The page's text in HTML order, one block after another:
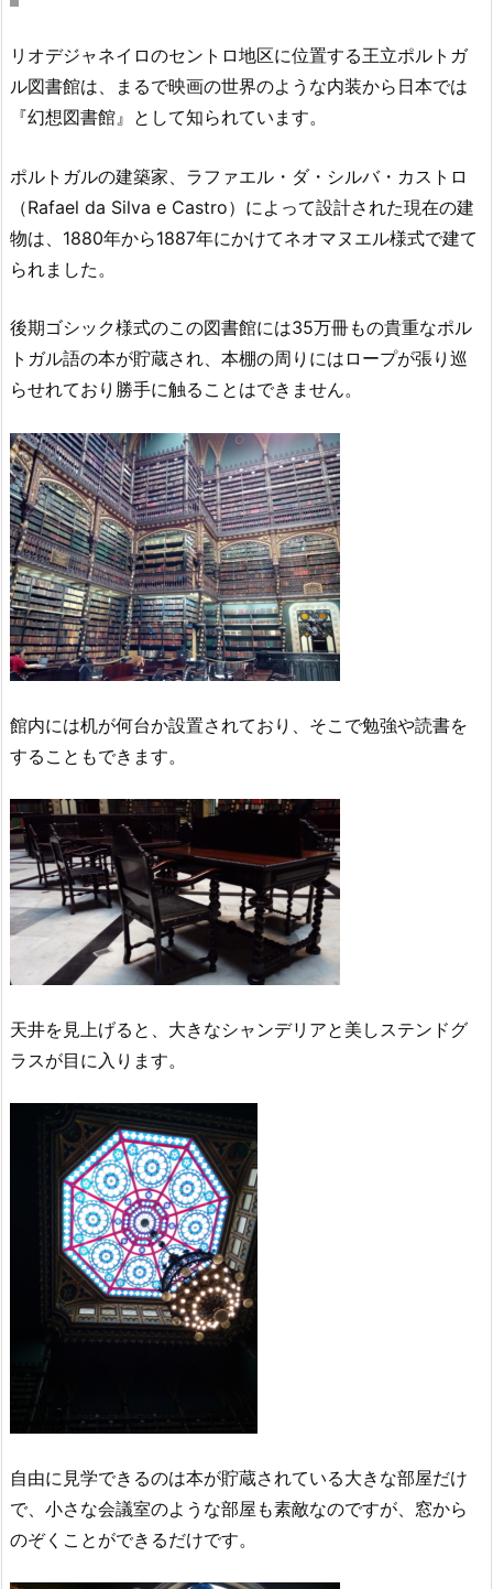
リオデジャネイロのセントロ地区に位置する王立ポルトガ
ル図書館は、まるで映画の世界のような内装から日本では
『幻想図書館』として知られています。
ポルトガルの建築家、ラファエル・ダ・シルバ・カストロ
（Rafael da Silva e Castro）によって設計された現在の建
物は、1880年から1887年にかけてネオマヌエル様式で建て
られました。
後期ゴシック様式のこの図書館には35万冊もの貴重なポル
トガル語の本が貯蔵され、本棚の周りにはロープが張り巡
らせれており勝手に触ることはできません。
館内には机が何台か設置されており、そこで勉強や読書を
することもできます。
天井を見上げると、大きなシャンデリアと美しステンドグ
ラスが目に入ります。
自由に見学できるのは本が貯蔵されている大きな部屋だけ
で、小さな会議室のような部屋も素敵なのですが、窓から
のぞくことができるだけです。